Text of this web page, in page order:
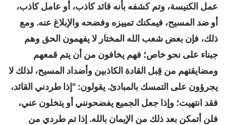
عمل الكنيسة، وتم كشفه بأنه قائد كاذب، أو عامل كاذب،
أو ضد المسيح، فيمكنك تمييزه وفضحه والإبلاغ عنه. ومع
ذلك، فإن بعض شعب الله المختار لا يفهمون الحق وهم
جبناء على نحو خاص؛ فهم يخافون من أن يتم قمعهم
ومضايقتهم من قِبل القادة الكاذبين وأضداد المسيح، لذلك لا
يجرؤون على التمسك بالمبادئ. يقولون: "إذا طردني القائد،
فقد انتهيت؛ وإذا جعل الجميع يفضحونني أو يتخلون عني،
فلن أتمكن بعد ذلك من الإيمان بالله. إذا تم طردي من